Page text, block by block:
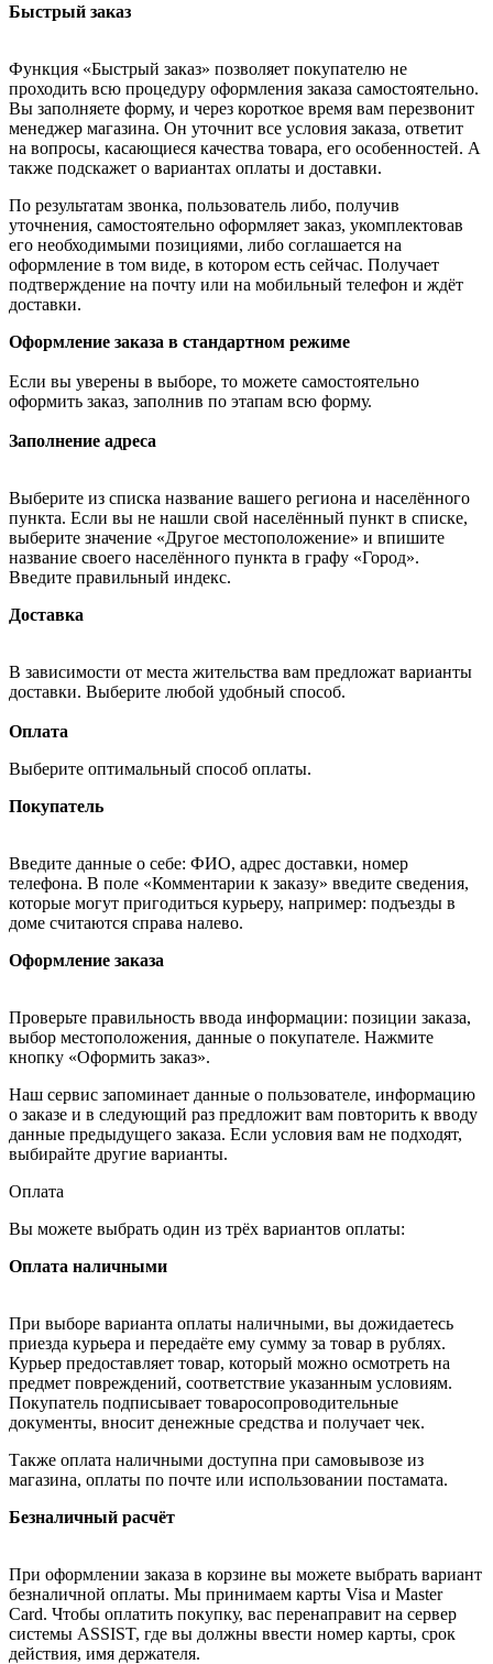
Быстрый заказ
Функция «Быстрый заказ» позволяет покупателю не
проходить всю процедуру оформления заказа самостоятельно.
Вы заполняете форму, и через короткое время вам перезвонит
менеджер магазина. Он уточнит все условия заказа, ответит
на вопросы, касающиеся качества товара, его особенностей. А
также подскажет о вариантах оплаты и доставки.
По результатам звонка, пользователь либо, получив
уточнения, самостоятельно оформляет заказ, укомплектовав
его необходимыми позициями, либо соглашается на
оформление в том виде, в котором есть сейчас. Получает
подтверждение на почту или на мобильный телефон и ждёт
доставки.
Оформление заказа в стандартном режиме
Если вы уверены в выборе, то можете самостоятельно
оформить заказ, заполнив по этапам всю форму.
Заполнение адреса
Выберите из списка название вашего региона и населённого
пункта. Если вы не нашли свой населённый пункт в списке,
выберите значение «Другое местоположение» и впишите
название своего населённого пункта в графу «Город».
Введите правильный индекс.
Доставка
В зависимости от места жительства вам предложат варианты
доставки. Выберите любой удобный способ.
Оплата
Выберите оптимальный способ оплаты.
Покупатель
Введите данные о себе: ФИО, адрес доставки, номер
телефона. В поле «Комментарии к заказу» введите сведения,
которые могут пригодиться курьеру, например: подъезды в
доме считаются справа налево.
Оформление заказа
Проверьте правильность ввода информации: позиции заказа,
выбор местоположения, данные о покупателе. Нажмите
кнопку «Оформить заказ».
Наш сервис запоминает данные о пользователе, информацию
о заказе и в следующий раз предложит вам повторить к вводу
данные предыдущего заказа. Если условия вам не подходят,
выбирайте другие варианты.
Оплата
Вы можете выбрать один из трёх вариантов оплаты:
Оплата наличными
При выборе варианта оплаты наличными, вы дожидаетесь
приезда курьера и передаёте ему сумму за товар в рублях.
Курьер предоставляет товар, который можно осмотреть на
предмет повреждений, соответствие указанным условиям.
Покупатель подписывает товаросопроводительные
документы, вносит денежные средства и получает чек.
Также оплата наличными доступна при самовывозе из
магазина, оплаты по почте или использовании постамата.
Безналичный расчёт
При оформлении заказа в корзине вы можете выбрать вариант
безналичной оплаты. Мы принимаем карты Visa и Master
Card. Чтобы оплатить покупку, вас перенаправит на сервер
системы ASSIST, где вы должны ввести номер карты, срок
действия, имя держателя.